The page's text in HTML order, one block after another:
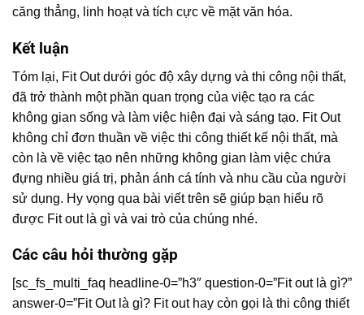
căng thẳng, linh hoạt và tích cực về mặt văn hóa.
Kết luận
Tóm lại, Fit Out dưới góc độ xây dựng và thi công nội thất,
đã trở thành một phần quan trọng của việc tạo ra các
không gian sống và làm việc hiện đại và sáng tạo. Fit Out
không chỉ đơn thuần về việc thi công thiết kế nội thất, mà
còn là về việc tạo nên những không gian làm việc chứa
đựng nhiều giá trị, phản ánh cá tính và nhu cầu của người
sử dụng. Hy vọng qua bài viết trên sẽ giúp bạn hiểu rõ
được Fit out là gì và vai trò của chúng nhé.
Các câu hỏi thường gặp
[sc_fs_multi_faq headline-0=”h3″ question-0=”Fit out là gì?”
answer-0=”Fit Out là gì? Fit out hay còn gọi là thi công thiết